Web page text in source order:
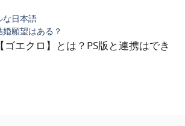
な日本語
願望はある？
ゴエクロ】とは？PS版と連携はでき